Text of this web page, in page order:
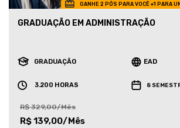
GANHE 2 PÓS PARA VOCÊ +1 PARA
GRADUAÇÃO EM ADMINISTRAÇÃO
GRADUAÇÃO EAD
3.200 HORAS 8
R$ 329,00/Mês
R$ 139,00/Mês